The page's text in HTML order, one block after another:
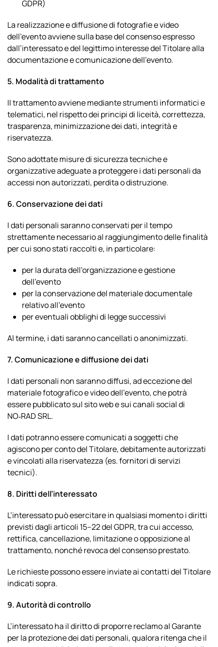
GDPR)
La realizzazione e diffusione di fotografie e video
dell’evento avviene sulla base del consenso espresso
dall’interessato e del legittimo interesse del Titolare alla
documentazione e comunicazione dell’evento.
5. Modalità di trattamento
Il trattamento avviene mediante strumenti informatici e
telematici, nel rispetto dei principi di liceità, correttezza,
trasparenza, minimizzazione dei dati, integrità e
riservatezza.
Sono adottate misure di sicurezza tecniche e
organizzative adeguate a proteggere i dati personali da
accessi non autorizzati, perdita o distruzione.
6. Conservazione dei dati
I dati personali saranno conservati per il tempo
strettamente necessario al raggiungimento delle finalità
per cui sono stati raccolti e, in particolare:
per la durata dell’organizzazione e gestione
dell’evento
per la conservazione del materiale documentale
relativo all’evento
per eventuali obblighi di legge successivi
Al termine, i dati saranno cancellati o anonimizzati.
7. Comunicazione e diffusione dei dati
I dati personali non saranno diffusi, ad eccezione del
materiale fotografico e video dell’evento, che potrà
essere pubblicato sul sito web e sui canali social di
NO‑RAD SRL.
I dati potranno essere comunicati a soggetti che
agiscono per conto del Titolare, debitamente autorizzati
e vincolati alla riservatezza (es. fornitori di servizi
tecnici).
8. Diritti dell’interessato
L’interessato può esercitare in qualsiasi momento i diritti
previsti dagli articoli 15–22 del GDPR, tra cui accesso,
rettifica, cancellazione, limitazione o opposizione al
trattamento, nonché revoca del consenso prestato.
Le richieste possono essere inviate ai contatti del Titolare
indicati sopra.
9. Autorità di controllo
L’interessato ha il diritto di proporre reclamo al Garante
per la protezione dei dati personali, qualora ritenga che il